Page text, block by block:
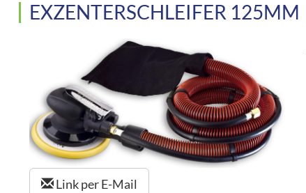
EXZENTERSCHLEIFER 125MM
Link per E-Mail